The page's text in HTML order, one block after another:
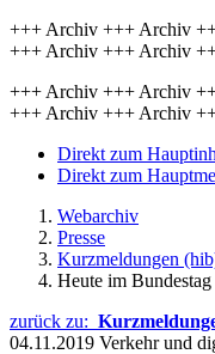
+++ Archiv +++ Archiv
+++ Archiv +++ Archiv
+++ Archiv +++ Archiv
+++ Archiv +++ Archiv
Direkt zum
Direkt zum
Webarchiv
Presse
Kurzmeldungen
Heute im
zurück zu:
04.11.2019 Verkehr und